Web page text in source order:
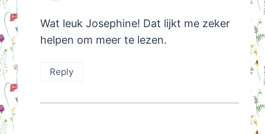
Wat leuk Josephine! Dat lijkt me zeker
helpen om meer te lezen.
Reply